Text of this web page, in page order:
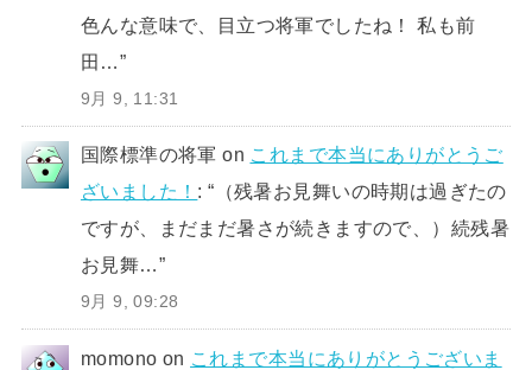
色んな意味で、目立つ将軍でしたね！ 私も前
田…”
9月 9, 11:31
国際標準の将軍 on これまで本当にありがとうご
ざいました！ : “ （残暑お見舞いの時期は過ぎたの
ですが、まだまだ暑さが続きますので、）続残暑
お見舞…”
9月 9, 09:28
momono on これまで本当にありがとうございま